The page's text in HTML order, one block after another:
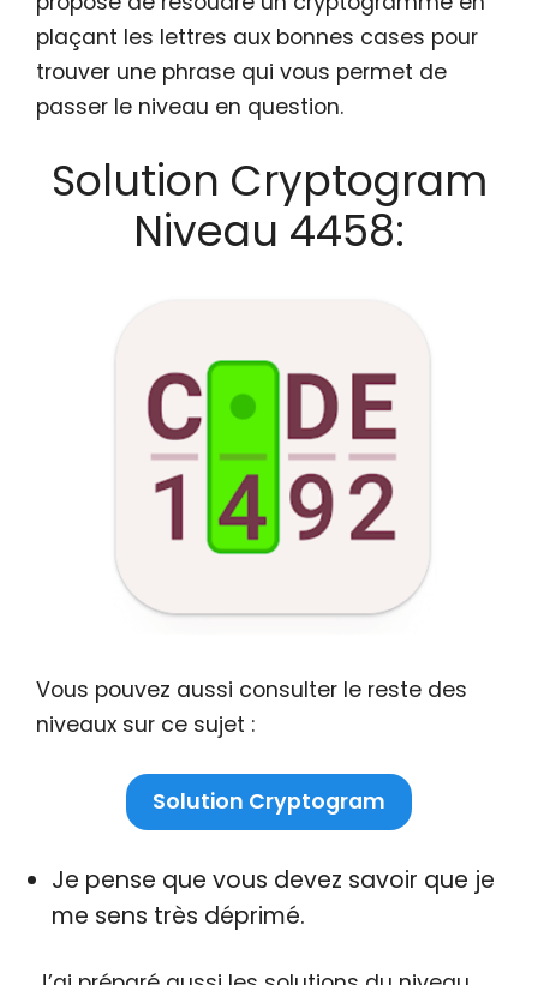
plaçant les lettres aux bonnes cases pour
trouver une phrase qui vous permet de
passer le niveau en question.
Solution Cryptogram
Niveau 4458:
Vous pouvez aussi consulter le reste des
niveaux sur ce sujet :
Solution Cryptogram
Je pense que vous devez savoir que je
me sens très déprimé.